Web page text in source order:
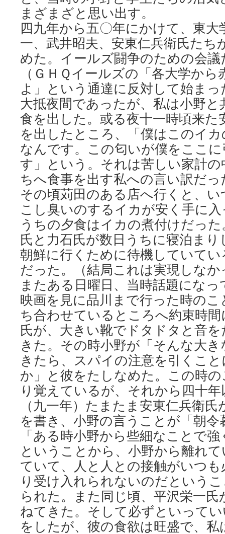
まざまざと思い出す。
四九年から五〇年にかけて、東大
一、武井昭夫、安東仁兵衛氏たち
めた。イールズ闘争のための会
（ＧＨＱイールズの「各大学か
よ」という通達に反対して始ま
大抵夜間であったが、私は小野
食を出した。或る夜十一時頃来た
を出したところ、「僕はこのイ
なんです。この匂いが僕をここ
す」という。それは苦しい家計
ちへ食事を出す私への言い訳だ
その頃苅田のある店へ行くと、
こし臭いのするイカが安く手に
うちの夕食はイカの煮付けだっ
氏と力石氏が数日うちに寝泊ま
朝鮮に行くために待機していて
だった。（結局これは実現しな
またある日曜日、当時話題にな
映画を見に品川まで行った時の
ち合わせているところへ約束時
氏が、大きい靴でドタドタと音
きた。その時小野が「そんな大
きたら、スパイの注意を引くこ
か」と彼をたしなめた。この時
り覚えているが、それから四十
（九一年）たまたま安東仁兵衛
を書き、小野の言うことが「朝
「ある時小野から些細なことで
ということから、小野から離れ
ていて、人と人との接触がいつ
り受け入れられないのだという
られた。また同じ頃、平沢栄一
ねてきた。そして必ずといって
をしたが、彼の食欲は旺盛で、